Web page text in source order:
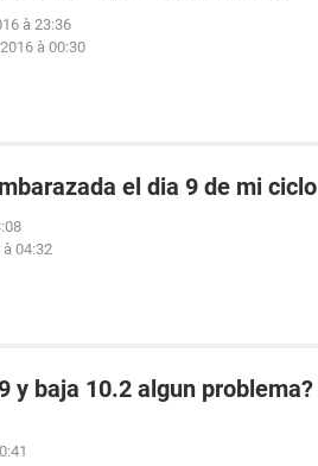
à 23:36
à 00:30
el dia 9 de mi ciclo
04:32
y baja 10.2 algun problema?